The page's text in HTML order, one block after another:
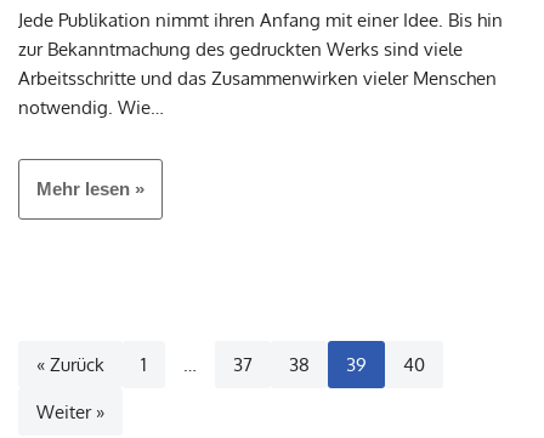
Jede Publikation nimmt ihren Anfang mit einer Idee. Bis hin
zur Bekanntmachung des gedruckten Werks sind viele
Arbeitsschritte und das Zusammenwirken vieler Menschen
notwendig. Wie…
Mehr lesen »
« Zurück 1 … 37 38 39 40
Weiter »